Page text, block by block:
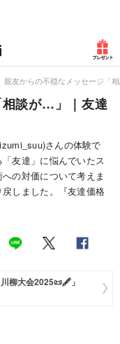
親友からの不穏なメッセージ「
相談が…」｜友達
さんの体験で
友達」に悩んでいたス
の対価について考えま
しました。『友達価格
柳大会2025📜🖋️」